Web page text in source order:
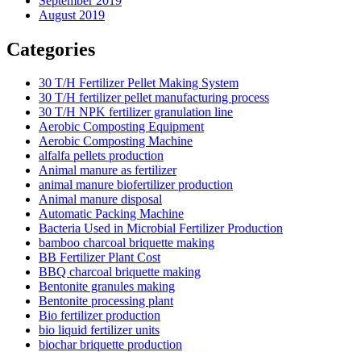
August 2019
Categories
30 T/H Fertilizer Pellet Making System
30 T/H fertilizer pellet manufacturing process
30 T/H NPK fertilizer granulation line
Aerobic Composting Equipment
Aerobic Composting Machine
alfalfa pellets production
Animal manure as fertilizer
animal manure biofertilizer production
Animal manure disposal
Automatic Packing Machine
Bacteria Used in Microbial Fertilizer Production
bamboo charcoal briquette making
BB Fertilizer Plant Cost
BBQ charcoal briquette making
Bentonite granules making
Bentonite processing plant
Bio fertilizer production
bio liquid fertilizer units
biochar briquette production